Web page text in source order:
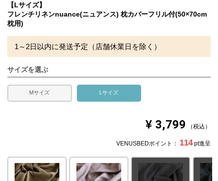
※北海道・沖縄・離島等一部地域へのお届けは別途送料が
発生する場合がございます。また発送予定も変更になる場
※できる限り実際の色を再現するよう心がけております
が、閲覧環境により誤差がでる場合がございますのでご了
承ください。
【Lサイズ】
フレンチリネンnuance(ニュアンス) 枕カバーフリル付(50×70cm
枕用)
1～2日以内に発送予定（店舗休業日を除く）
サイズを選ぶ
Mサイズ Lサイズ
¥ 3,799 税込
VENUSBEDポイント： 114 pt進呈